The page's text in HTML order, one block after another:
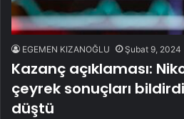
EGEMEN KIZANOĞLU Şubat 9, 2024
Kazanç açıklaması:
çeyrek sonuçları
düştü